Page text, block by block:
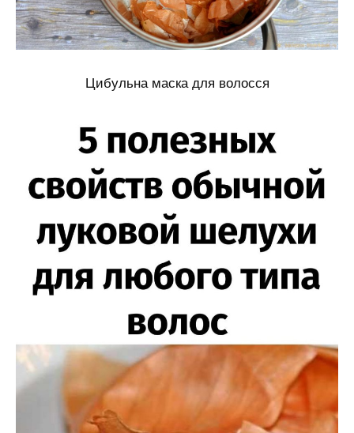
Цибульна маска для волосся